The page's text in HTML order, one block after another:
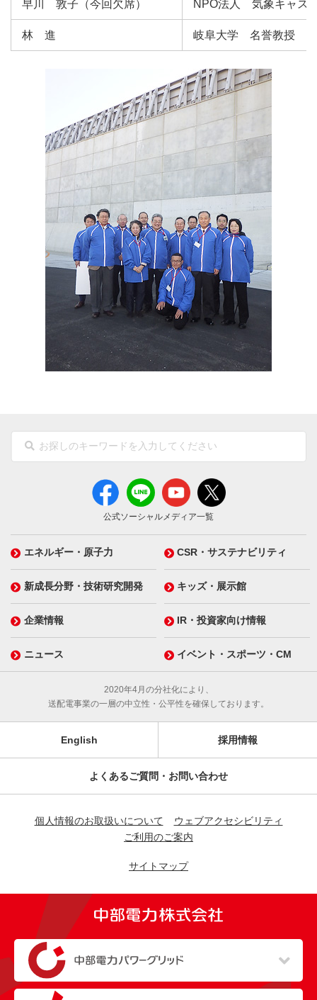
早川 敦子（今回欠席） NPO法人 気象キャス
林 進 岐阜大学 名誉教授
公式ソーシャルメディア一覧
エネルギー・原子力 CSR・サステナビリティ
新成長分野・技術研究開発 キッズ・展示館
企業情報 IR・投資家向け情報
ニュース イベント・スポーツ・CM
2020年4月の分社化により、
送配電事業の一層の中立性・公平性を確保しております。
English 採用情報
よくあるご質問・お問い合わせ
個人情報のお取扱いについて
ウェブアクセシビリティ
ご利用のご案内
サイトマップ
（新しいウィンドウを開きます）